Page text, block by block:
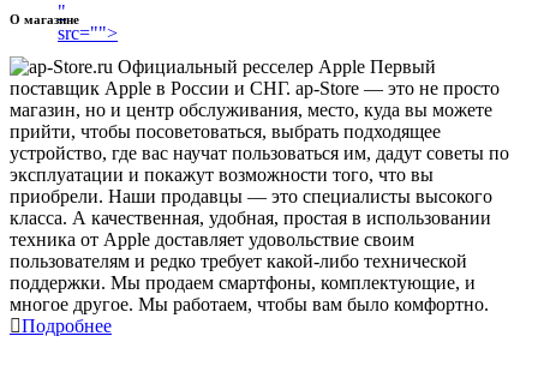
"
src="">
О магазине
Первый
поставщик Apple в России и СНГ. ap-Store — это не просто
магазин, но и центр обслуживания, место, куда вы можете
прийти, чтобы посоветоваться, выбрать подходящее
устройство, где вас научат пользоваться им, дадут советы по
эксплуатации и покажут возможности того, что вы
приобрели. Наши продавцы — это специалисты высокого
класса. А качественная, удобная, простая в использовании
техника от Apple доставляет удовольствие своим
пользователям и редко требует какой-либо технической
поддержки. Мы продаем смартфоны, комплектующие, и
многое другое. Мы работаем, чтобы вам было комфортно.
Подробнее